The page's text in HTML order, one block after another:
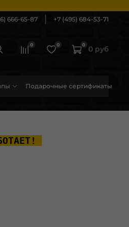
666-65-87 +7 (495) 684-53-71
0 0 0
0 руб
Подарочные сертификаты